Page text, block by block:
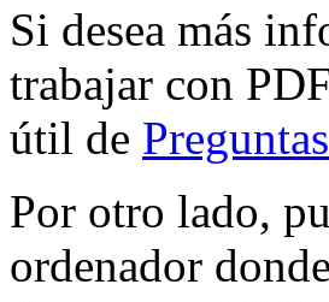
Si desea más
trabajar con
útil de
Por otro lado,
ordenador